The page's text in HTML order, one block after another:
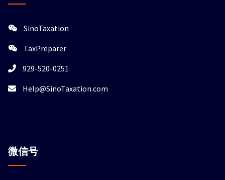
SinoTaxation
TaxPreparer
929-520-0251
Help@SinoTaxation.com
微信号